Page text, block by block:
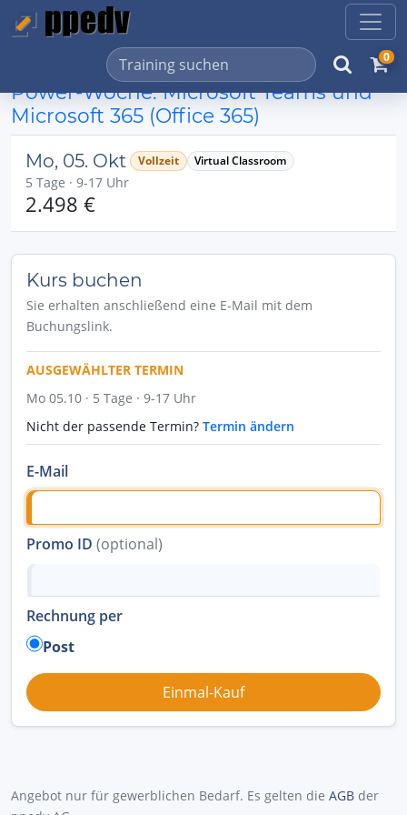
0
Power-Woche: Microsoft Teams und
Microsoft 365 (Office 365)
Mo, 05. Okt Vollzeit Virtual Classroom
5 Tage · 9-17 Uhr
2.498 €
Kurs buchen
Sie erhalten anschließend eine E-Mail mit dem
Buchungslink.
AUSGEWÄHLTER TERMIN
Mo 05.10 · 5 Tage · 9-17 Uhr
Nicht der passende Termin? Termin ändern
E-Mail
Promo ID (optional)
Rechnung per
Post
Angebot nur für gewerblichen Bedarf. Es gelten die AGB der